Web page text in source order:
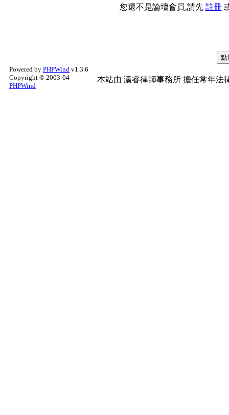
您還不是論壇會員,請先 註冊
Powered by PHPWind v1.3.6
Copyright © 2003-04
PHPWind
本站由 瀛睿律師事務所 擔任常年法